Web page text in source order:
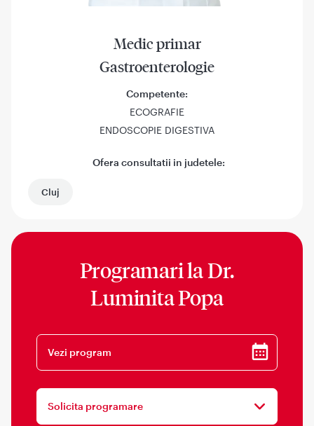
Medic primar
Gastroenterologie
Competente:
ECOGRAFIE
ENDOSCOPIE DIGESTIVA
Ofera consultatii in judetele:
Cluj
Programari laDr.
Luminita Popa
Vezi program
Solicita programare